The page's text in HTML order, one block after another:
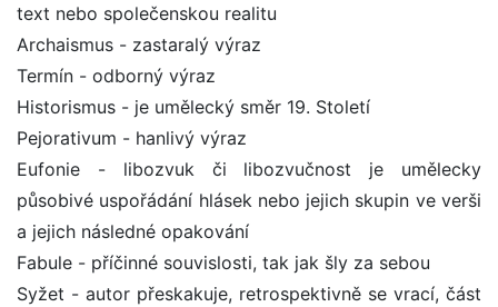
text nebo společenskou realitu
Archaismus - zastaralý výraz
Termín - odborný výraz
Historismus - je umělecký směr 19. Století
Pejorativum - hanlivý výraz
Eufonie - libozvuk či libozvučnost je umělecky
působivé uspořádání hlásek nebo jejich skupin ve verši
a jejich následné opakování
Fabule - příčinné souvislosti, tak jak šly za sebou
Syžet - autor přeskakuje, retrospektivně se vrací, část